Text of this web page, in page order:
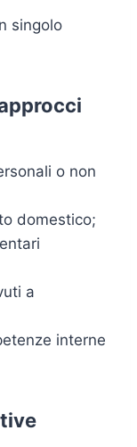
singolo
o non
domestico;
a
interne